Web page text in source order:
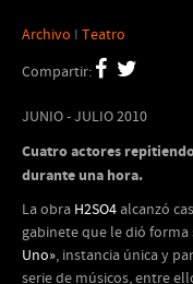
Archivo I Teatro
Compartir:
JUNIO - JULIO 2010
Cuatro actores
durante una hora.
La obra H2SO4 alcanzó
gabinete que le dió forma
Uno», instancia única y
serie de músicos, entre